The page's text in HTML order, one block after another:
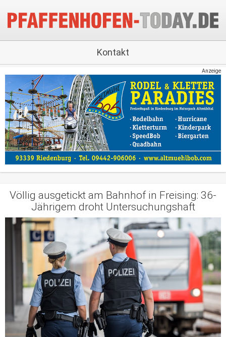
Kontakt
Anzeige
Völlig ausgetickt am Bahnhof in Freising: 36-
Jährigem droht Untersuchungshaft